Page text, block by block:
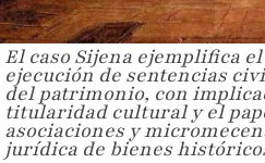
El caso Sijena ejemplifica
ejecución de sentencias
del patrimonio, con
titularidad cultural y el
asociaciones y
jurídica de bienes